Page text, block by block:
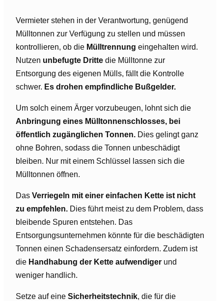
Vermieter stehen in der Verantwortung, genügend
Mülltonnen zur Verfügung zu stellen und müssen
kontrollieren, ob die Mülltrennung eingehalten wird.
Nutzen unbefugte Dritte die Mülltonne zur
Entsorgung des eigenen Mülls, fällt die Kontrolle
schwer. Es drohen empfindliche Bußgelder.
Um solch einem Ärger vorzubeugen, lohnt sich die
Anbringung eines Mülltonnenschlosses, bei
öffentlich zugänglichen Tonnen. Dies gelingt ganz
ohne Bohren, sodass die Tonnen unbeschädigt
bleiben. Nur mit einem Schlüssel lassen sich die
Mülltonnen öffnen.
Das Verriegeln mit einer einfachen Kette ist nicht
zu empfehlen. Dies führt meist zu dem Problem, dass
bleibende Spuren entstehen. Das
Entsorgungsunternehmen könnte für die beschädigten
Tonnen einen Schadensersatz einfordern. Zudem ist
die Handhabung der Kette aufwendiger und
weniger handlich.
Setze auf eine Sicherheitstechnik, die für die